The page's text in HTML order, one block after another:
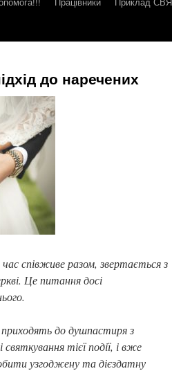
до наречених
співживе разом, звертається з
Це питання досі
до душпастиря з
тієї події, і вже
узгоджену та дієздатну